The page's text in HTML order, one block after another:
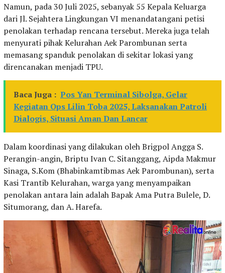
Namun, pada 30 Juli 2025, sebanyak 55 Kepala Keluarga
dari Jl. Sejahtera Lingkungan VI menandatangani petisi
penolakan terhadap rencana tersebut. Mereka juga telah
menyurati pihak Kelurahan Aek Parombunan serta
memasang spanduk penolakan di sekitar lokasi yang
direncanakan menjadi TPU.
Baca Juga : Pos Yan Terminal Sibolga, Gelar
Kegiatan Ops Lilin Toba 2025, Laksanakan Patroli
Dialogis, Situasi Aman Dan Lancar
Dalam koordinasi yang dilakukan oleh Brigpol Angga S.
Perangin-angin, Briptu Ivan C. Sitanggang, Aipda Makmur
Sinaga, S.Kom (Bhabinkamtibmas Aek Parombunan), serta
Kasi Trantib Kelurahan, warga yang menyampaikan
penolakan antara lain adalah Bapak Ama Putra Bulele, D.
Situmorang, dan A. Harefa.